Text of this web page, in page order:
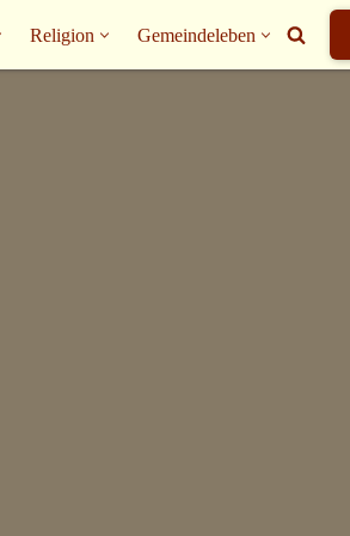
Religion Gemeindeleben